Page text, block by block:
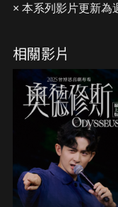
× 本系列影片更新為
-
第七本年度著作《
台灣（瑪瑪商行）
（瑪瑪商行 獨家贈
隨機出貨不挑款」
港澳地區：https://
馬新地區：https://
【近期活動】
相關影片